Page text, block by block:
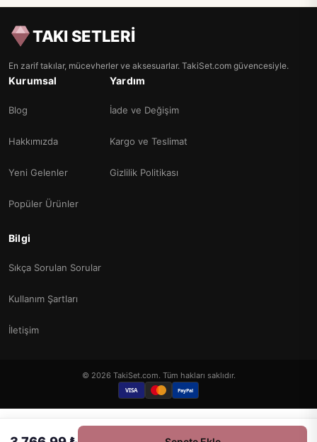
TAKI SETLERİ
En zarif takılar, mücevherler ve aksesuarlar. TakiSet.com güvencesiyle.
Kurumsal
Blog
Hakkımızda
Yeni Gelenler
Popüler Ürünler
Yardım
İade ve Değişim
Kargo ve Teslimat
Gizlilik Politikası
Bilgi
Sıkça Sorulan Sorular
Kullanım Şartları
İletişim
© 2026 TakiSet.com. Tüm hakları saklıdır.
VISA PayPal